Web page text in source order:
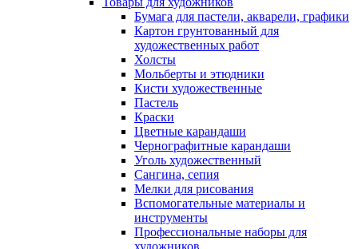
Бумага для пастели, акварели, графики
Картон грунтованный для
художественных работ
Холсты
Мольберты и этюдники
Кисти художественные
Пастель
Краски
Цветные карандаши
Чернографитные карандаши
Уголь художественный
Сангина, сепия
Мелки для рисования
Вспомогательные материалы и
инструменты
Профессиональные наборы для